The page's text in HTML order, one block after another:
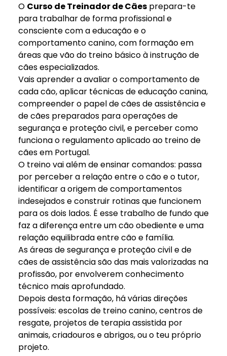
O Curso de Treinador de Cãesprepara-te
para trabalhar de forma profissional e
consciente com a educação e o
comportamento canino, com formação em
áreas que vão do treino básico à instrução de
cães especializados.
Vais aprender a avaliar o comportamento de
cada cão, aplicar técnicas de educação canina,
compreender o papel de cães de assistência e
de cães preparados para operações de
segurança e proteção civil, e perceber como
funciona o regulamento aplicado ao treino de
cães em Portugal.
O treino vai além de ensinar comandos: passa
por perceber a relação entre o cão e o tutor,
identificar a origem de comportamentos
indesejados e construir rotinas que funcionem
para os dois lados. É esse trabalho de fundo que
faz a diferença entre um cão obediente e uma
relação equilibrada entre cão e família.
As áreas de segurança e proteção civil e de
cães de assistência são das mais valorizadas na
profissão, por envolverem conhecimento
técnico mais aprofundado.
Depois desta formação, há várias direções
possíveis: escolas de treino canino, centros de
resgate, projetos de terapia assistida por
animais, criadouros e abrigos, ou o teu próprio
projeto.